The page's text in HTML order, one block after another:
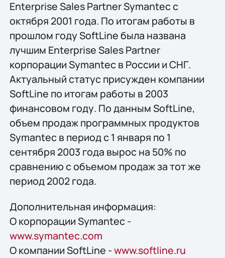
Enterprise Sales Partner Symantec с
октября 2001 года. По итогам работы в
прошлом году SoftLine была названа
лучшим Enterprise Sales Partner
корпорации Symantec в России и СНГ.
Актуальный статус присужден компании
SoftLine по итогам работы в 2003
финансовом году. По данным SoftLine,
объем продаж программных продуктов
Symantec в период с 1 января по 1
сентября 2003 года вырос на 50% по
сравнению с объемом продаж за тот же
период 2002 года.
Дополнительная информация:
О корпорации Symantec -
www.symantec.com
О компании SoftLine -www.softline.ru